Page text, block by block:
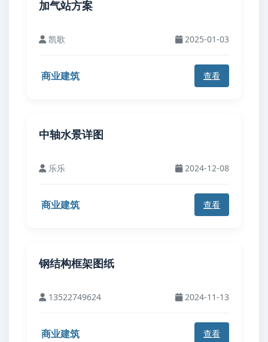
加气站方案
凯歌 2025-01-03
商业建筑 查看
中轴水景详图
乐乐 2024-12-08
商业建筑 查看
钢结构框架图纸
13522749624 2024-11-13
商业建筑 查看